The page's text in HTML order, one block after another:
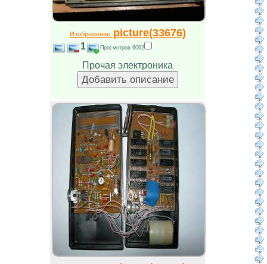
Изображениеpicture(33676)
1 Просмотров 6062
Прочая электроника